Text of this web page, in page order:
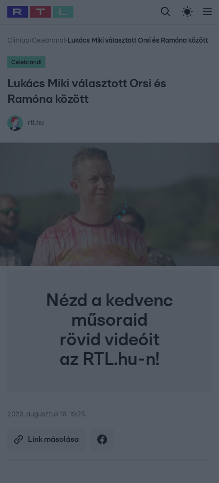
Legfrissebb RTL Híradó Randi Celeb vagyok,
Babits Marcella Most Wanted Gallusz
Címlap›Celebrandi› Lukács Miki választott Orsi és Ramóna között
Celebrandi
Lukács Miki választott Orsi és
Ramóna között
rtl.hu
Nézd a kedvenc
műsoraid
rövid videóit
az RTL.hu-n!
2023. augusztus 18. 19:25
Link másolása